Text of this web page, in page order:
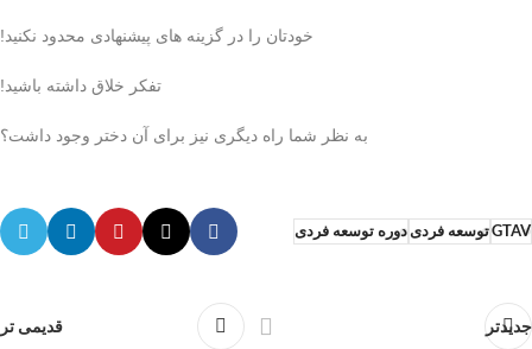
خودتان را در گزینه های پیشنهادی محدود نکنید!
تفکر خلاق داشته باشید!
به نظر شما راه دیگری نیز برای آن دختر وجود داشت؟
GTAVتوسعه فردی دوره توسعه فردی
جدیدتر قدیمی تر